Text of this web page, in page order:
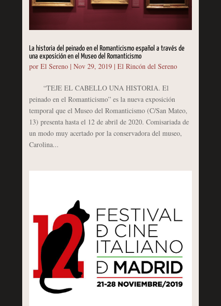
La historia del peinado en el Romanticismo español a través de
una exposición en el Museo del Romanticismo
por El Sereno| Nov 29, 2019| El Rincón del Sereno
“TEJE EL CABELLO UNA HISTORIA. El
peinado en el Romanticismo” es la nueva exposición
temporal que el Museo del Romanticismo (C/San Mateo,
13) presenta hasta el 12 de abril de 2020. Comisariada de
un modo muy acertado por la conservadora del museo,
Carolina...